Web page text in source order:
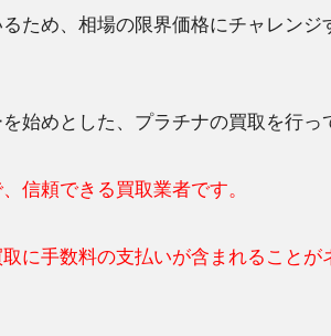
ため、相場の限界価格にチャレンジ
始めとした、プラチナの買取を行っ
信頼できる買取業者です。
に手数料の支払いが含まれることが